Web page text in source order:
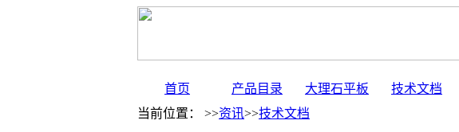
首页 产品目录 大理石平板 技术文档
当前位置： >>资讯>>技术文档